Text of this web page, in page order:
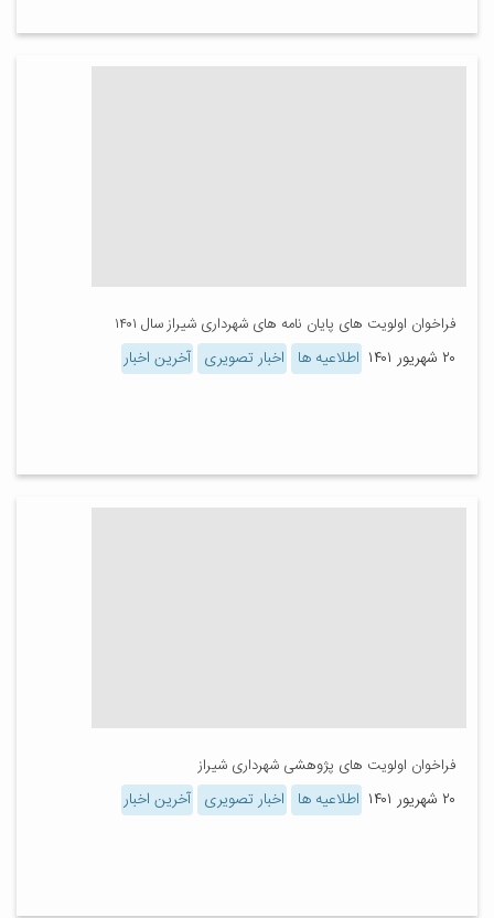
فراخوان اولویت های پایان نامه های شهرداری شیراز سال ۱۴۰۱
۲۰ شهریور ۱۴۰۱ اطلاعیه ها اخبار تصویری آخرین اخبار
فراخوان اولویت های پژوهشی شهرداری شیراز
۲۰ شهریور ۱۴۰۱ اطلاعیه ها اخبار تصویری آخرین اخبار